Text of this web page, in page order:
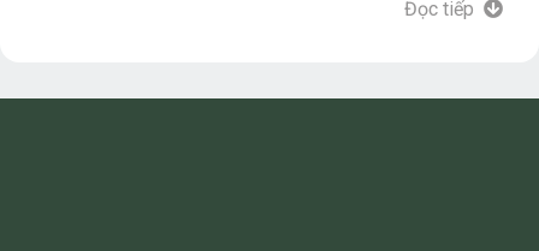
thực hiện các Project VFX thực tế bằng AfterĐọc tiếp